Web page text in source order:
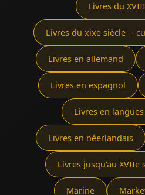
Livres du
Livres du xixe siècle --
Livres en allemand
Livres en espagnol
Livres en
Livres en néerlandais
Livres jusqu'au XVIIe
Marine